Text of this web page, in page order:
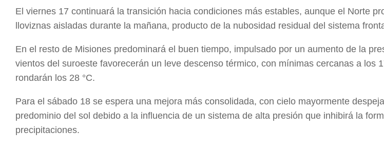
El viernes 17 continuará la transición hacia condiciones más estables, aunque el Norte
lloviznas aisladas durante la mañana, producto de la nubosidad residual del sistema
En el resto de Misiones predominará el buen tiempo, impulsado por un aumento de la
vientos del suroeste favorecerán un leve descenso térmico, con mínimas cercanas a los
rondarán los 28 °C.
Para el sábado 18 se espera una mejora más consolidada, con cielo mayormente
predominio del sol debido a la influencia de un sistema de alta presión que inhibirá la
precipitaciones.